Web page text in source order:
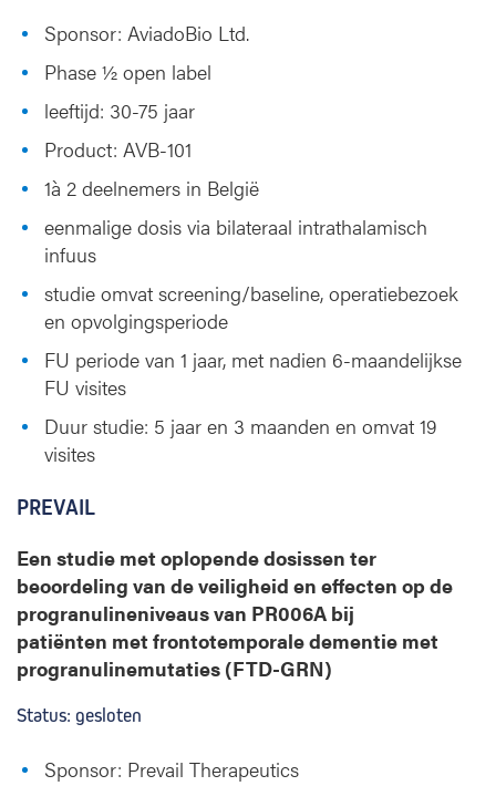
Sponsor: AviadoBio Ltd.
Phase ½ open label
leeftijd: 30-75 jaar
Product: AVB-101
1à 2 deelnemers in België
eenmalige dosis via bilateraal intrathalamisch
infuus
studie omvat screening/baseline, operatiebezoek
en opvolgingsperiode
FU periode van 1 jaar, met nadien 6-maandelijkse
FU visites
Duur studie: 5 jaar en 3 maanden en omvat 19
visites
PREVAIL
Een studie met oplopende dosissen ter
beoordeling van de veiligheid en effecten op de
progranulineniveaus van PR006A bij
patiënten met frontotemporale dementie met
progranulinemutaties (FTD-GRN)
Status: gesloten
Sponsor: Prevail Therapeutics